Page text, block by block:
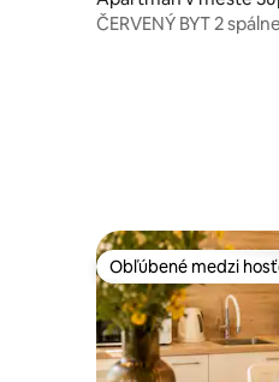
Draga
ČERVENÝ
Obľúbené medzi
Obľúbené medzi